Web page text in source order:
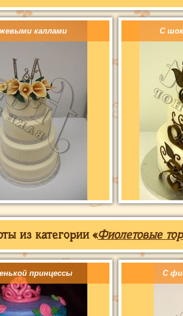
каллами С
из категории «Фиолетовые
принцессы С